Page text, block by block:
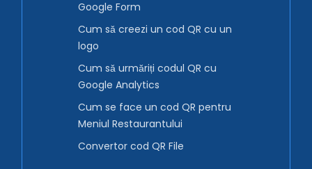
Google Form
Cum să creezi un cod QR cu un
logo
Cum să urmăriți codul QR cu
Google Analytics
Cum se face un cod QR pentru
Meniul Restaurantului
Convertor cod QR File